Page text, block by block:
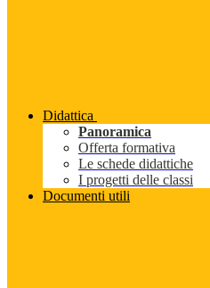
Didattica
Panoramica
Offerta formativa
Le schede didattiche
I progetti delle classi
Documenti utili